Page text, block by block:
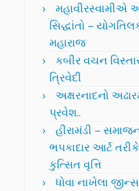
મહાવીરસ્વામીએ
સિદ્ધાંતો –
મહારાજ
કબીર વચન
ત્રિવેદી
અક્ષરનાદનો
પ્રવેશ..
હીરામંડી –
ભપકાદાર આર્ટ
કુત્સિત વૃત્તિ
ધોવા નાખેલા